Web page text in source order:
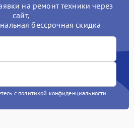
на ремонт техники через
сайт,
бессрочная скидка
с политикой конфиденциальности